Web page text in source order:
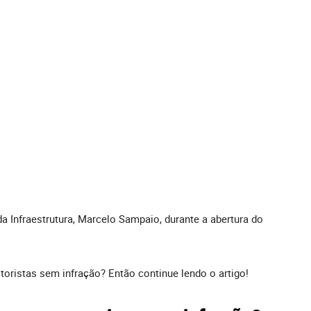
Infraestrutura, Marcelo Sampaio, durante a abertura do
sem infração? Então continue lendo o artigo!